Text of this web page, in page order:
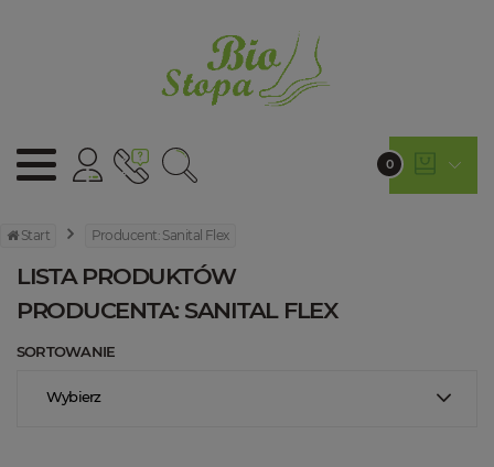
0
Start Producent: Sanital Flex
LISTA PRODUKTÓW
PRODUCENTA: SANITAL FLEX
SORTOWANIE
Wybierz